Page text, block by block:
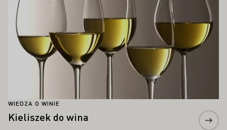
WIEDZA O WINIE
Kieliszek do wina